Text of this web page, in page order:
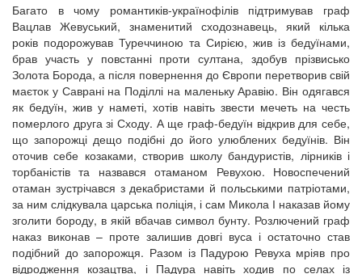
Багато в чому романтиків-українофілів підтримував граф
Вацлав Жевуський, знаменитий сходознавець, який кілька
років подорожував Туреччиною та Сирією, жив із бедуїнами,
брав участь у повстанні проти султана, здобув прізвисько
Золота Борода, а після повернення до Європи перетворив свій
маєток у Саврані на Поділлі на маленьку Аравію. Він одягався
як бедуїн, жив у наметі, хотів навіть звести мечеть на честь
померлого друга зі Сходу. А ще граф-бедуїн відкрив для себе,
що запорожці дещо подібні до його улюблених бедуїнів. Він
оточив себе козаками, створив школу бандуристів, лірників і
торбаністів та назвався отаманом Ревухою. Новоспечений
отаман зустрічався з декабристами й польськими патріотами,
за ним слідкувала царська поліція, і сам Микола І наказав йому
зголити бороду, в якій вбачав символ бунту. Розлючений граф
наказ виконав – проте залишив довгі вуса і остаточно став
подібний до запорожця. Разом із Падурою Ревуха мріяв про
відродження козацтва, і Падура навіть ходив по селах із